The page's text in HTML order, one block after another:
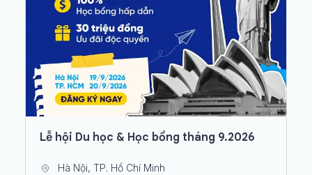
Lễ hội Du học & Học bổng tháng 9.2026
Hà Nội, TP. Hồ Chí Minh